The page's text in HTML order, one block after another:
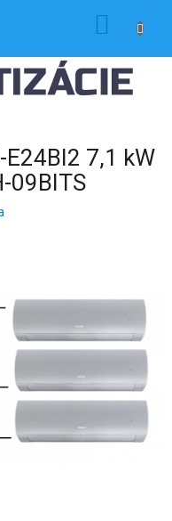
7,1 kW
09BITS